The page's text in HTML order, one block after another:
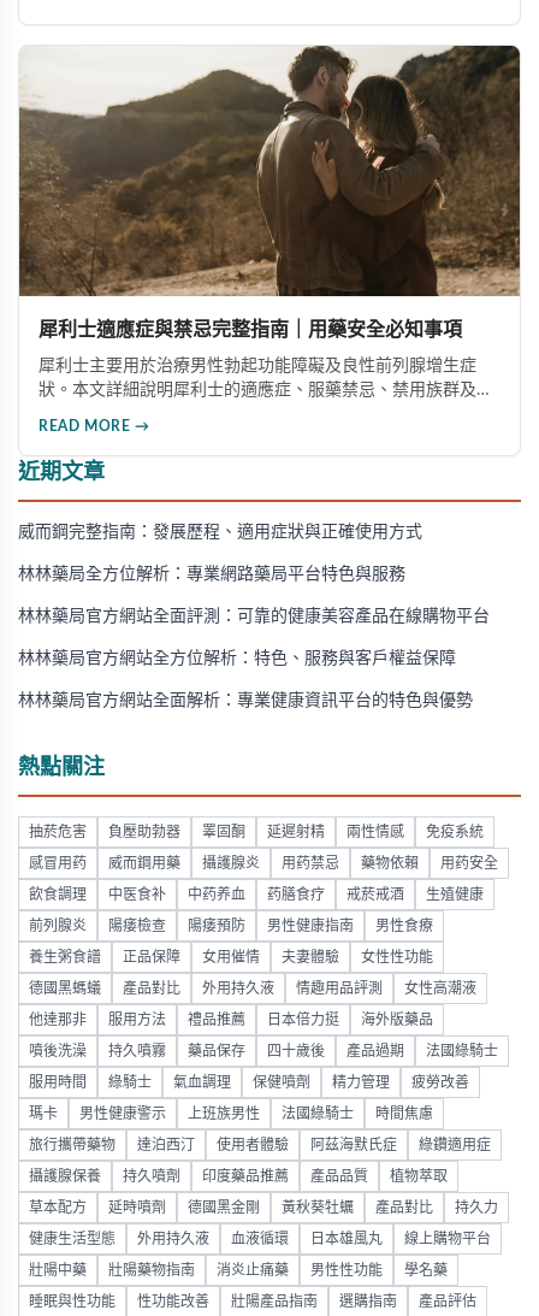
犀利士適應症與禁忌完整指南｜用藥安全必知事項
犀利士主要用於治療男性勃起功能障礙及良性前列腺增生症
狀。本文詳細說明犀利士的適應症、服藥禁忌、禁用族群及需
READ MORE →
近期文章
威而鋼完整指南：發展歷程、適用症狀與正確使用方式
林林藥局全方位解析：專業網路藥局平台特色與服務
林林藥局官方網站全面評測：可靠的健康美容產品在線購物平台
林林藥局官方網站全方位解析：特色、服務與客戶權益保障
林林藥局官方網站全面解析：專業健康資訊平台的特色與優勢
熱點關注
抽菸危害 負壓助勃器 睪固酮 延遲射精 兩性情感 免疫系統
感冒用药 威而鋼用藥 攝護腺炎 用药禁忌 藥物依賴 用药安全
飲食調理 中医食补 中药养血 药膳食疗 戒菸戒酒 生殖健康
前列腺炎 陽痿檢查 陽痿預防 男性健康指南 男性食療
養生粥食譜 正品保障 女用催情 夫妻體驗 女性性功能
德國黑螞蟻 產品對比 外用持久液 情趣用品評測 女性高潮液
他達那非 服用方法 禮品推薦 日本倍力挺 海外版藥品
噴後洗澡 持久噴霧 藥品保存 四十歲後 產品過期 法國綠騎士
服用時間 綠騎士 氣血調理 保健噴劑 精力管理 疲勞改善
瑪卡 男性健康警示 上班族男性 法國綠騎士 時間焦慮
旅行攜帶藥物 達泊西汀 使用者體驗 阿茲海默氏症 綠鑽適用症
攝護腺保養 持久噴劑 印度藥品推薦 產品品質 植物萃取
草本配方 延時噴劑 德國黑金剛 黃秋葵牡蠣 產品對比 持久力
健康生活型態 外用持久液 血液循環 日本雄風丸 線上購物平台
壯陽中藥 壯陽藥物指南 消炎止痛藥 男性性功能 學名藥
睡眠與性功能 性功能改善 壯陽產品指南 選購指南 產品評估